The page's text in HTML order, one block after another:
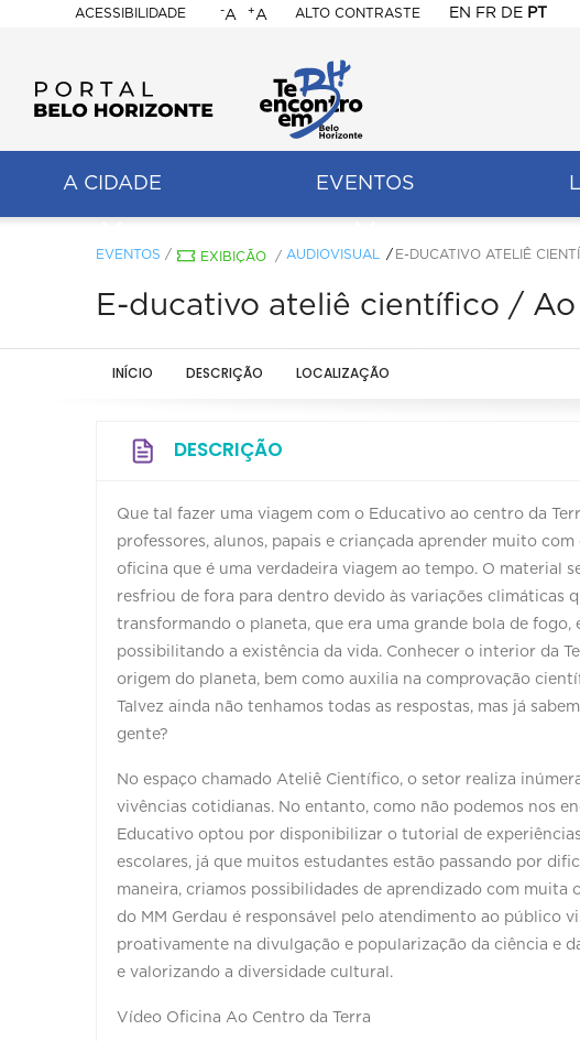
ACESSIBILIDADE
BELO
HORIZONTE
-A +A ALTO CONTRASTE EN FR DE PT
A CIDADE EVENTOS
EVENTOS / EXIBIÇÃO / AUDIOVISUAL E-DUCATIVO ATELIÊ
E-ducativo ateliê científico / Ao
INÍCIO DESCRIÇÃO LOCALIZAÇÃO
DESCRIÇÃO
Que tal fazer uma viagem com o Educativo ao centro da
professores, alunos, papais e criançada aprender muito
oficina que é uma verdadeira viagem ao tempo. O material
resfriou de fora para dentro devido às variações climáticas
transformando o planeta, que era uma grande bola de fogo,
possibilitando a existência da vida. Conhecer o interior da
origem do planeta, bem como auxilia na comprovação
Talvez ainda não tenhamos todas as respostas, mas já
gente?
No espaço chamado Ateliê Científico, o setor realiza
vivências cotidianas. No entanto, como não podemos nos
Educativo optou por disponibilizar o tutorial de
escolares, já que muitos estudantes estão passando por
maneira, criamos possibilidades de aprendizado com muita
do MM Gerdau é responsável pelo atendimento ao público
proativamente na divulgação e popularização da ciência e
e valorizando a diversidade cultural.
Vídeo Oficina Ao Centro da Terra